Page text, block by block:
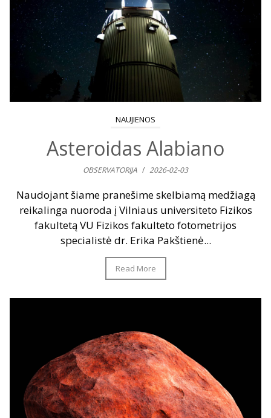
NAUJIENOS
Asteroidas Alabiano
OBSERVATORIJA / 2026-02-03
Naudojant šiame pranešime skelbiamą medžiagą
reikalinga nuoroda į Vilniaus universiteto Fizikos
fakultetą VU Fizikos fakulteto fotometrijos
specialistė dr. Erika Pakštienė...
Read More